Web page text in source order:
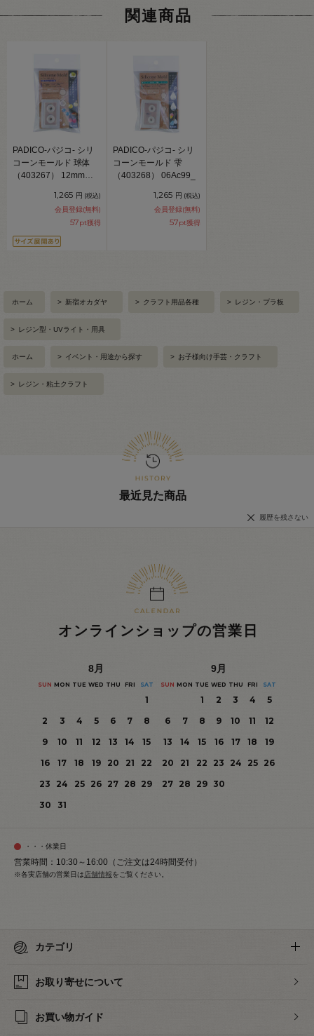
関連商品
PADICO-パジコ- シリ
コーンモールド 球体
（403267） 12mm
1,265 円 (税込)
会員登録(無料)
57pt獲得
PADICO-パジコ- シリ
コーンモールド 雫
（403268） 06Ac99_
1,265 円 (税込)
会員登録(無料)
57pt獲得
ホーム > 新宿オカダヤ > クラフト用品各種 > レジン・プラ板
> レジン型・UVライト・用具
ホーム > イベント・用途から探す > お子様向け手芸・クラフト
> レジン・粘土クラフト
最近見た商品
履歴を残さない
オンラインショップの営業日
8月
SUN MON TUE WED THU FRI SAT
1
2
3 4 5 6 7
8
9
10 11 12 13 14
15
16
17 18 19 20 21
22
23
24 25 26 27 28 29
30
31
9月
SUN MON TUE WED THU FRI SAT
1 2 3 4
5
6
7 8 9 10 11
12
13
14 15 16 17 18
19
20
21 22 23 24 25
26
27 28 29 30
・・・休業日
営業時間：10:30～16:00（ご注文は24時間受付）
※各実店舗の営業日は 店舗情報をご覧ください。
カテゴリ
お取り寄せについて
お買い物ガイド